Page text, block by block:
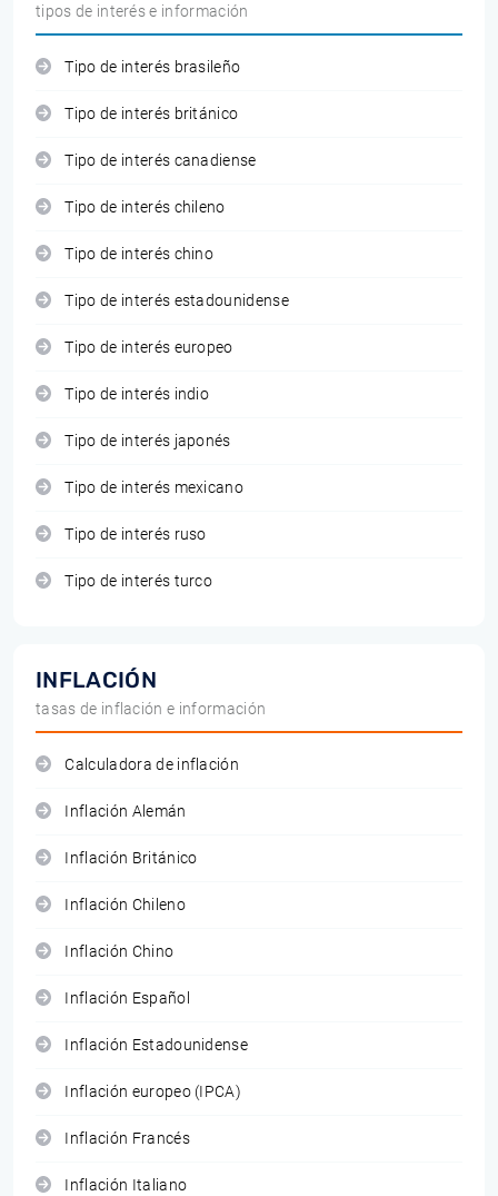
tipos de interés e información
Tipo de interés brasileño
Tipo de interés británico
Tipo de interés canadiense
Tipo de interés chileno
Tipo de interés chino
Tipo de interés estadounidense
Tipo de interés europeo
Tipo de interés indio
Tipo de interés japonés
Tipo de interés mexicano
Tipo de interés ruso
Tipo de interés turco
INFLACIÓN
tasas de inflación e información
Calculadora de inflación
Inflación Alemán
Inflación Británico
Inflación Chileno
Inflación Chino
Inflación Español
Inflación Estadounidense
Inflación europeo (IPCA)
Inflación Francés
Inflación Italiano